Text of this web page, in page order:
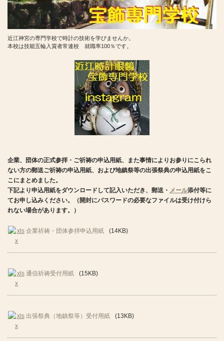
近江神宮の専門学校で時計の技術を学びませんか。
本校は技能五輪入賞者常連校 就職率100％です。
企業、団体の正式参拝・ご祈祷の申込用紙、また事情によりお参りにこられ
ない方の郵送ご祈祷の申込用紙、および地鎮祭等の出張祭典の申込用紙をこ
こにまとめました。
下記より申込用紙をダウンロードして記入いただき、郵送・ メール添付等に
てお申し込みください。（開封にパスワードの必要なファイルは受け付けら
れない場合があります。）
企業祈祷・団体参拝申込用紙 (14KB)
通信祈祷受付用紙 (15KB)
出張祭典（地鎮祭等）受付用紙 (13KB)